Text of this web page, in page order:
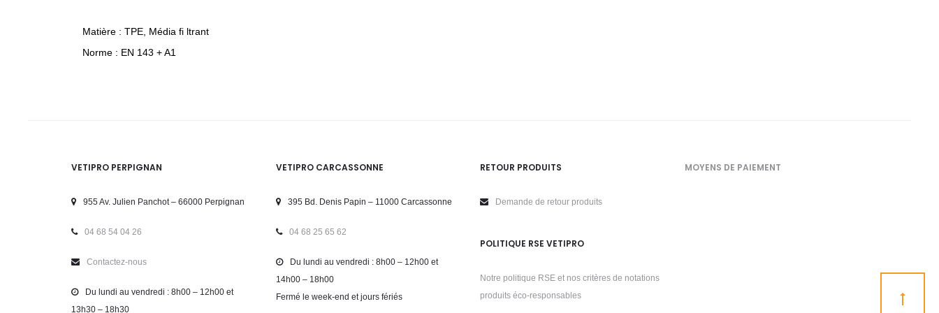
Matière : TPE, Média fi ltrant
Norme : EN 143 + A1
VETIPRO PERPIGNAN
955 Av. Julien Panchot – 66000 Perpignan
04 68 54 04 26
Contactez-nous
Du lundi au vendredi : 8h00 – 12h00 et
13h30 – 18h30
VETIPRO CARCASSONNE
395 Bd. Denis Papin – 11000 Carcassonne
04 68 25 65 62
Du lundi au vendredi : 8h00 – 12h00 et
14h00 – 18h00
Fermé le week-end et jours fériés
RETOUR PRODUITS
Demande de retour produits
POLITIQUE RSE VETIPRO
Notre politique RSE et nos critères de notations
produits éco-responsables
MOYENS DE PAIEMENT